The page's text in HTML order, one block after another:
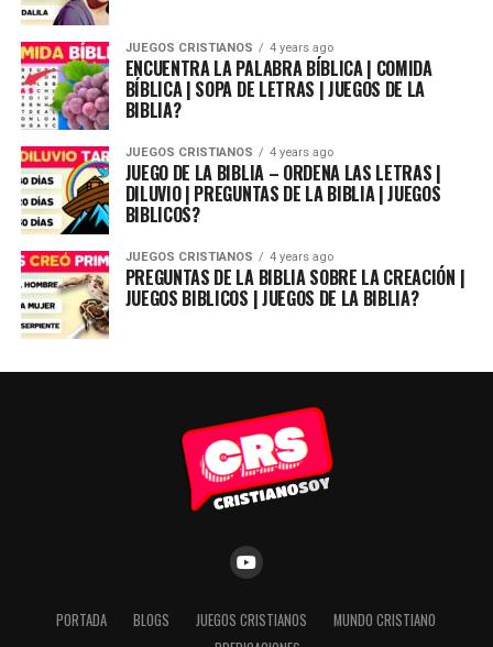
JUEGOS CRISTIANOS 4 years ago
ENCUENTRA LA PALABRA BÍBLICA | COMIDA
BÍBLICA | SOPA DE LETRAS | JUEGOS DE LA
BIBLIA?
JUEGOS CRISTIANOS 4 years ago
JUEGO DE LA BIBLIA – ORDENA LAS LETRAS |
DILUVIO | PREGUNTAS DE LA BIBLIA | JUEGOS
BIBLICOS?
JUEGOS CRISTIANOS 4 years ago
PREGUNTAS DE LA BIBLIA SOBRE LA CREACIÓN |
JUEGOS BIBLICOS | JUEGOS DE LA BIBLIA?
PORTADA BLOGS JUEGOS CRISTIANOS
MUNDO CRISTIANO